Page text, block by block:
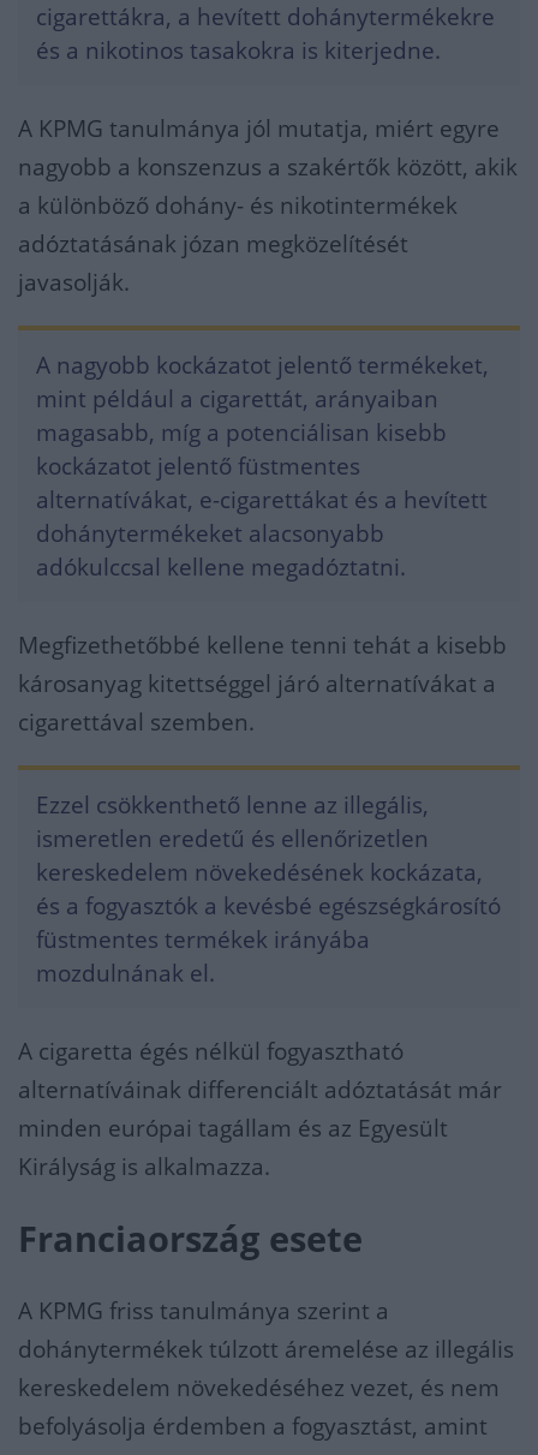
cigarettákra, a hevített dohánytermékekre
és a nikotinos tasakokra is kiterjedne.
A KPMG tanulmánya jól mutatja, miért egyre
nagyobb a konszenzus a szakértők között, akik
a különböző dohány- és nikotintermékek
adóztatásának józan megközelítését
javasolják.
A nagyobb kockázatot jelentő termékeket,
mint például a cigarettát, arányaiban
magasabb, míg a potenciálisan kisebb
kockázatot jelentő füstmentes
alternatívákat, e-cigarettákat és a hevített
dohánytermékeket alacsonyabb
adókulccsal kellene megadóztatni.
Megfizethetőbbé kellene tenni tehát a kisebb
károsanyag kitettséggel járó alternatívákat a
cigarettával szemben.
Ezzel csökkenthető lenne az illegális,
ismeretlen eredetű és ellenőrizetlen
kereskedelem növekedésének kockázata,
és a fogyasztók a kevésbé egészségkárosító
füstmentes termékek irányába
mozdulnának el.
A cigaretta égés nélkül fogyasztható
alternatíváinak differenciált adóztatását már
minden európai tagállam és az Egyesült
Királyság is alkalmazza.
Franciaország esete
A KPMG friss tanulmánya szerint a
dohánytermékek túlzott áremelése az illegális
kereskedelem növekedéséhez vezet, és nem
befolyásolja érdemben a fogyasztást, amint